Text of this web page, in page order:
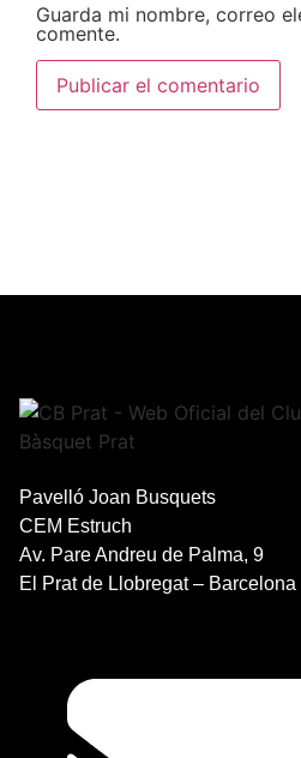
Guarda mi nombre, correo
comente.
Pavelló Joan Busquets
CEM Estruch
Av. Pare Andreu de Palma, 9
El Prat de Llobregat – Barcelona